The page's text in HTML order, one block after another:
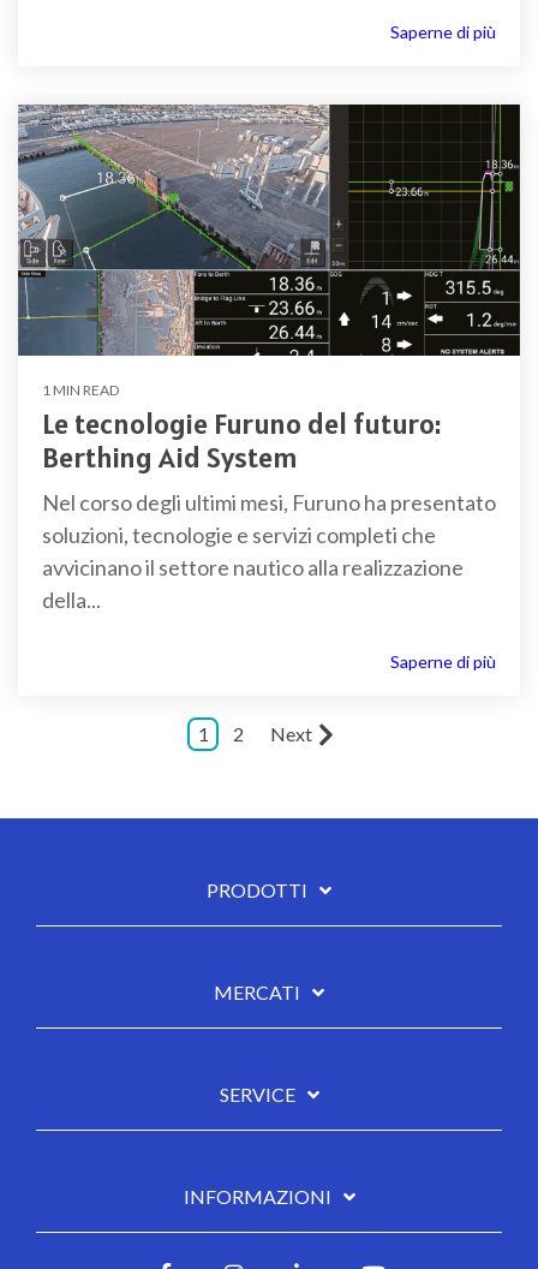
Saperne di più
1 MIN READ
Le tecnologie Furuno del futuro:
Berthing Aid System
Nel corso degli ultimi mesi, Furuno ha presentato
soluzioni, tecnologie e servizi completi che
avvicinano il settore nautico alla realizzazione
della...
Saperne di più
1 2 Next
PRODOTTI
MERCATI
SERVICE
INFORMAZIONI